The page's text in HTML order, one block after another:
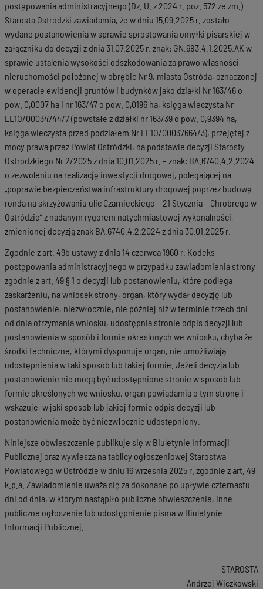
postępowania administracyjnego (Dz. U. z 2024 r. poz. 572 ze zm.)
Starosta Ostródzki zawiadamia, że w dniu 15.09.2025 r. zostało
wydane postanowienia w sprawie sprostowania omyłki pisarskiej w
załączniku do decyzji z dnia 31.07.2025 r. znak: GN.683.4.1.2025.AK w
sprawie ustalenia wysokości odszkodowania za prawo własności
nieruchomości położonej w obrębie Nr 9, miasta Ostróda, oznaczonej
w operacie ewidencji gruntów i budynków jako działki Nr 163/46 o
pow. 0,0007 ha i nr 163/47 o pow. 0,0196 ha, księga wieczysta Nr
EL1O/00034744/7 (powstałe z działki nr 163/39 o pow. 0,9394 ha,
księga wieczysta przed podziałem Nr EL1O/00037664/3), przejętej z
mocy prawa przez Powiat Ostródzki, na podstawie decyzji Starosty
Ostródzkiego Nr 2/2025 z dnia 10.01.2025 r. – znak: BA.6740.4.2.2024
o zezwoleniu na realizację inwestycji drogowej, polegającej na
„poprawie bezpieczeństwa infrastruktury drogowej poprzez budowę
ronda na skrzyżowaniu ulic Czarnieckiego – 21 Stycznia – Chrobrego w
Ostródzie” z nadanym rygorem natychmiastowej wykonalności,
zmienionej decyzją znak BA.6740.4.2.2024 z dnia 30.01.2025 r.
Zgodnie z art. 49b ustawy z dnia 14 czerwca 1960 r. Kodeks
postępowania administracyjnego w przypadku zawiadomienia strony
zgodnie z art. 49 § 1 o decyzji lub postanowieniu, które podlega
zaskarżeniu, na wniosek strony, organ, który wydał decyzję lub
postanowienie, niezwłocznie, nie później niż w terminie trzech dni
od dnia otrzymania wniosku, udostępnia stronie odpis decyzji lub
postanowienia w sposób i formie określonych we wniosku, chyba że
środki techniczne, którymi dysponuje organ, nie umożliwiają
udostępnienia w taki sposób lub takiej formie. Jeżeli decyzja lub
postanowienie nie mogą być udostępnione stronie w sposób lub
formie określonych we wniosku, organ powiadamia o tym stronę i
wskazuje, w jaki sposób lub jakiej formie odpis decyzji lub
postanowienia może być niezwłocznie udostępniony.
Niniejsze obwieszczenie publikuje się w Biuletynie Informacji
Publicznej oraz wywiesza na tablicy ogłoszeniowej Starostwa
Powiatowego w Ostródzie w dniu 16 września 2025 r. zgodnie z art. 49
k.p.a. Zawiadomienie uważa się za dokonane po upływie czternastu
dni od dnia, w którym nastąpiło publiczne obwieszczenie, inne
publiczne ogłoszenie lub udostępnienie pisma w Biuletynie
Informacji Publicznej.
STAROSTA
Andrzej Wiczkowski